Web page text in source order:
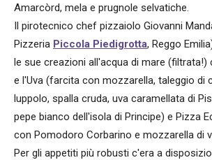
Amarcòrd, mela e prugnole selvatiche.
Il pirotecnico chef pizzaiolo Giovanni
Pizzeria Piccola Piedigrotta, Reggo
le sue creazioni all'acqua di mare (filtrata!)
e l'Uva (farcita con mozzarella, taleggio di
luppolo, spalla cruda, uva caramellata di
pepe bianco dell'isola di Principe) e Pizza
con Pomodoro Corbarino e mozzarella di
Per gli appetiti più robusti c'era a